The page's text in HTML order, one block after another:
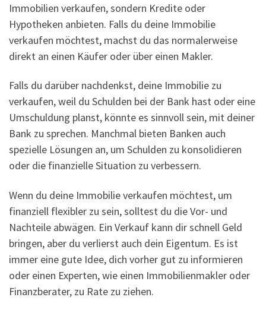
Immobilien verkaufen, sondern Kredite oder
Hypotheken anbieten. Falls du deine Immobilie
verkaufen möchtest, machst du das normalerweise
direkt an einen Käufer oder über einen Makler.
Falls du darüber nachdenkst, deine Immobilie zu
verkaufen, weil du Schulden bei der Bank hast oder eine
Umschuldung planst, könnte es sinnvoll sein, mit deiner
Bank zu sprechen. Manchmal bieten Banken auch
spezielle Lösungen an, um Schulden zu konsolidieren
oder die finanzielle Situation zu verbessern.
Wenn du deine Immobilie verkaufen möchtest, um
finanziell flexibler zu sein, solltest du die Vor- und
Nachteile abwägen. Ein Verkauf kann dir schnell Geld
bringen, aber du verlierst auch dein Eigentum. Es ist
immer eine gute Idee, dich vorher gut zu informieren
oder einen Experten, wie einen Immobilienmakler oder
Finanzberater, zu Rate zu ziehen.